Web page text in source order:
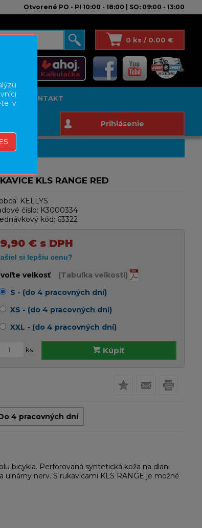
Otvorené PO - PI 10:00 - 18:00 | SO: 09:00 - 13:00
0 ks / 0.00 €
KONTAKT
Prihlásenie
KLS RANGE RED
KELLYS
číslo: K3000334
kód: 63322
€s DPH
veľkosť
(Tabuľka veľkosti)
S - (do 4 pracovných dní)
XS - (do 4 pracovných dní)
XXL - (do 4 pracovných dní)
ks Kúpiť
4 pracovných dní
bicykla. Perforovaná syntetická koža na dlani
nerv. S rukavicami KLS RANGE je možné
v